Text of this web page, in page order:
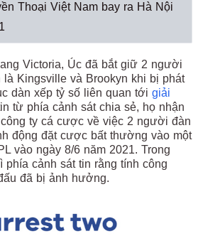
Thoại Việt Nam bay ra Hà Nội
Victoria, Úc đã bắt giữ 2 người
Kingsville và Brookyn khi bị phát
dàn xếp tỷ số liên quan tới giải
từ phía cảnh sát chia sẻ, họ nhận
ty cá cược về việc 2 người đàn
động đặt cược bất thường vào một
vào ngày 8/6 năm 2021. Trong
phía cảnh sát tin rằng tính công
đã bị ảnh hưởng.